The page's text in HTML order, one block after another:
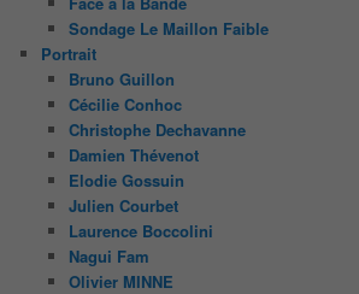
Sondage Le Maillon Faible
Portrait
Bruno Guillon
Cécilie Conhoc
Christophe Dechavanne
Damien Thévenot
Elodie Gossuin
Julien Courbet
Laurence Boccolini
Nagui Fam
Olivier MINNE